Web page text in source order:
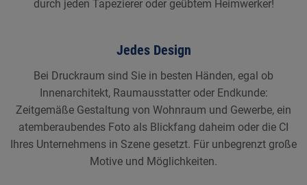
durch jeden Tapezierer oder geübtem Heimwerker!
Jedes Design
Bei Druckraum sind Sie in besten Händen, egal ob
Innenarchitekt, Raumausstatter oder Endkunde:
Zeitgemäße Gestaltung von Wohnraum und Gewerbe, ein
atemberaubendes Foto als Blickfang daheim oder die CI
Ihres Unternehmens in Szene gesetzt. Für unbegrenzt große
Motive und Möglichkeiten.